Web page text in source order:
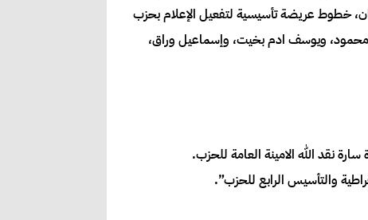
خطوط عريضة تأسيسية لتفعيل الإعلام بحزب
محمود، ويوسف ادم بخيت، وإسماعيل وراق،